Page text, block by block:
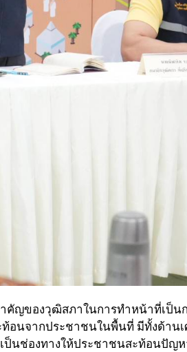
คัญของวุฒิสภาในการทำหน้าที่เป็
อนจากประชาชนในพื้นที่ มีทั้งด้าน
นช่องทางให้ประชาชนสะท้อนปัญ